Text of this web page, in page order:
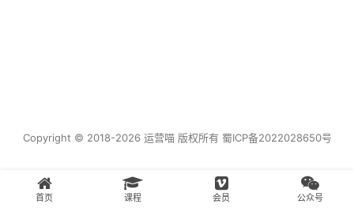
Copyright © 2018-2026 运营喵 版权所有 蜀ICP备2022028650号
首页 课程 会员 公众号